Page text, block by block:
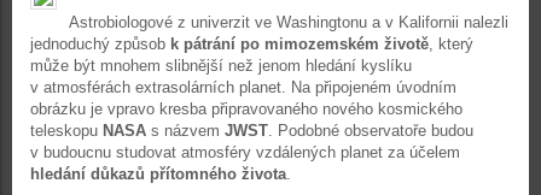
Astrobiologové z univerzit ve Washingtonu a v Kalifornii nalezli
jednoduchý způsob k pátrání po mimozemském životě, který
může být mnohem slibnější než jenom hledání kyslíku
v atmosférách extrasolárních planet. Na připojeném úvodním
obrázku je vpravo kresba připravovaného nového kosmického
teleskopu NASA s názvem JWST. Podobné observatoře budou
v budoucnu studovat atmosféry vzdálených planet za účelem
hledání důkazů přítomného života.